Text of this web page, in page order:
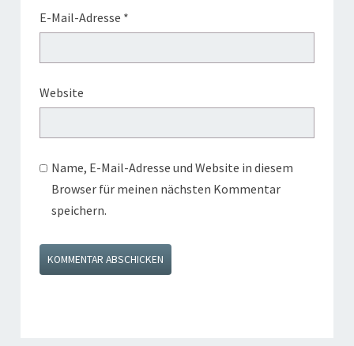
E-Mail-Adresse *
Website
Name, E-Mail-Adresse und Website in diesem
Browser für meinen nächsten Kommentar
speichern.